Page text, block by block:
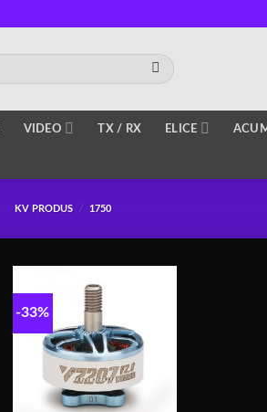
VIDEO TX / RX ELICE
KV PRODUS / 1750
-33%